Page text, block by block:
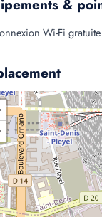
&
Wi-Fi gratuite